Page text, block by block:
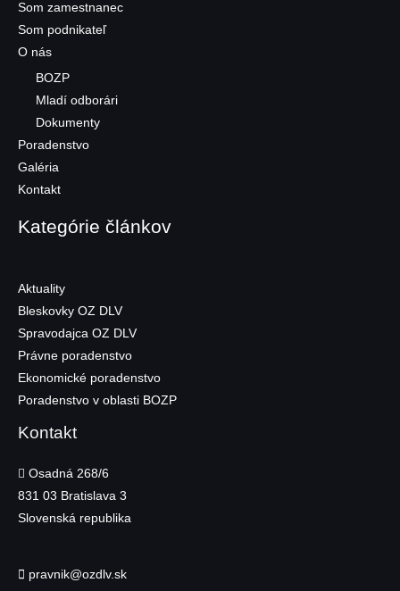
Som zamestnanec
Som podnikateľ
O nás
BOZP
Mladí odborári
Dokumenty
Poradenstvo
Galéria
Kontakt
Kategórie článkov
Aktuality
Bleskovky OZ DLV
Spravodajca OZ DLV
Právne poradenstvo
Ekonomické poradenstvo
Poradenstvo v oblasti BOZP
Kontakt
Osadná 268/6
831 03 Bratislava 3
Slovenská republika
pravnik@ozdlv.sk